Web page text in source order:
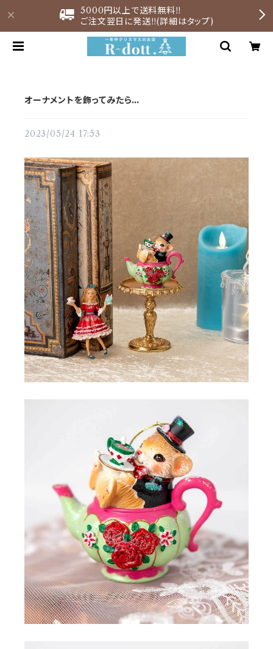
5000円以上で送料無料‼︎
ご注文翌日に発送‼︎(詳細はタップ)
オーナメントを飾ってみたら…
2023/05/24 17:53